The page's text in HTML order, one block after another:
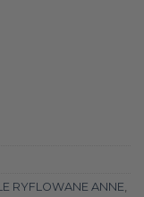
RYFLOWANE ANNE,